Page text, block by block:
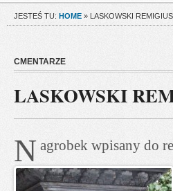
JESTEŚ TU: HOME » LASKOWSKI
CMENTARZE
LASKOWSKI
N agrobek wpisany do